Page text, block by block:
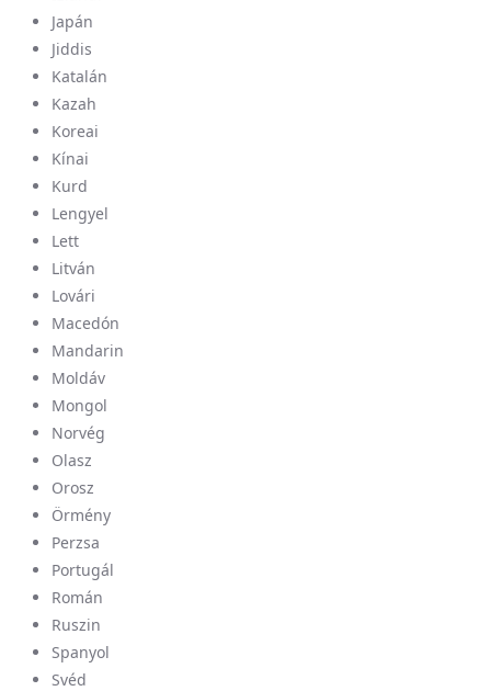
Japán
Jiddis
Katalán
Kazah
Koreai
Kínai
Kurd
Lengyel
Lett
Litván
Lovári
Macedón
Mandarin
Moldáv
Mongol
Norvég
Olasz
Orosz
Örmény
Perzsa
Portugál
Román
Ruszin
Spanyol
Svéd